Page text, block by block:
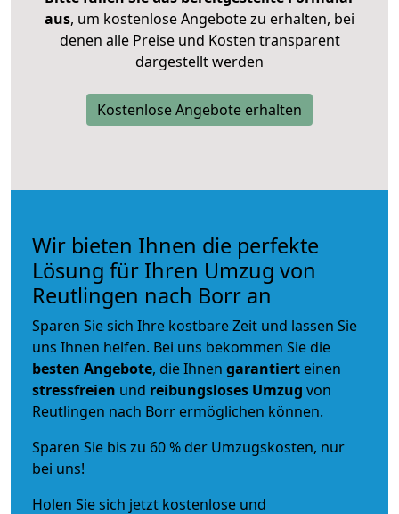
aus, um kostenlose Angebote zu erhalten, bei
denen alle Preise und Kosten transparent
dargestellt werden
Kostenlose Angebote erhalten
Wir bieten Ihnen die perfekte
Lösung für Ihren Umzug von
Reutlingen nach Borr an
Sparen Sie sich Ihre kostbare Zeit und lassen Sie
uns Ihnen helfen. Bei uns bekommen Sie die
besten Angebote, die Ihnen garantiert einen
stressfreien und reibungsloses Umzug von
Reutlingen nach Borr ermöglichen können.
Sparen Sie bis zu 60 % der Umzugskosten, nur
bei uns!
Holen Sie sich jetzt kostenlose und